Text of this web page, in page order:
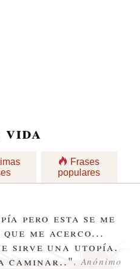
vida
Frases
populares
pero esta se me
me acerco...
sirve una utopía.
caminar..", Anónimo